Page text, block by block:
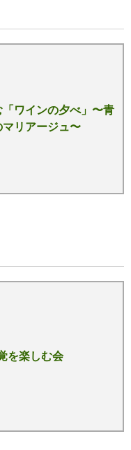
ワインの夕べ」〜青
リアージュ〜
を楽しむ会